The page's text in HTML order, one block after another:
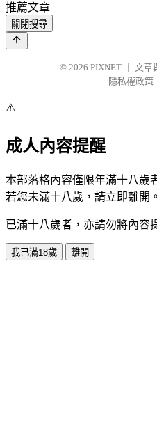
推薦文章
關閉搜尋
© 2026 PIXNET
文章
隱私權政策
⚠️
成人內容提醒
本部落格內容僅限年滿十八歲
若您未滿十八歲，請立即離開。
已滿十八歲者，亦請勿將內容
我已滿18歲 離開